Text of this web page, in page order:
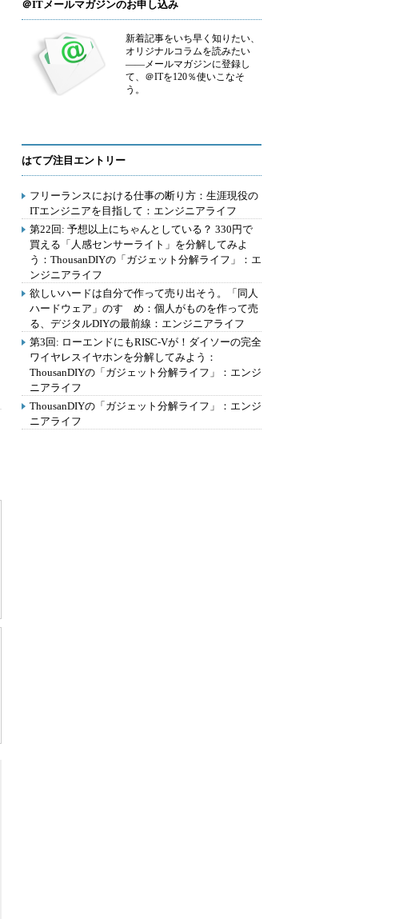
＠ITメールマガジンのお申し込み
新着記事をいち早く知りたい、
オリジナルコラムを読みたい
――メールマガジンに登録し
て、＠ITを120％使いこなそ
う。
はてブ注目エントリー
フリーランスにおける仕事の断り方：生涯現役の
ITエンジニアを目指して：エンジニアライフ
第22回: 予想以上にちゃんとしている？ 330円で
買える「人感センサーライト」を分解してみよ
う：ThousanDIYの「ガジェット分解ライフ」：エ
ンジニアライフ
欲しいハードは自分で作って売り出そう。「同人
ハードウェア」のすゝめ：個人がものを作って売
る、デジタルDIYの最前線：エンジニアライフ
第3回: ローエンドにもRISC-Vが！ダイソーの完全
ワイヤレスイヤホンを分解してみよう：
ThousanDIYの「ガジェット分解ライフ」：エンジ
ニアライフ
ThousanDIYの「ガジェット分解ライフ」：エンジ
ニアライフ